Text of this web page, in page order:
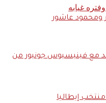
ومحمود عاشور
مع فينيسيوس جونيور من
إيطاليا